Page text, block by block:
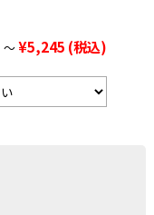
～ ¥5,245 (税込)